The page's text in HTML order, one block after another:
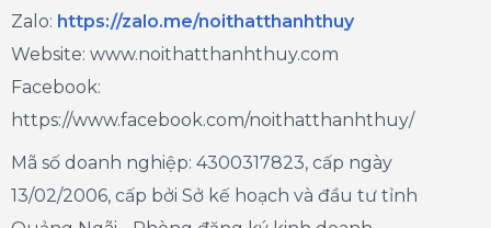
Zalo: https://zalo.me/noithatthanhthuy
Website: www.noithatthanhthuy.com
Facebook:
https://www.facebook.com/noithatthanhthuy/
Mã số doanh nghiệp: 4300317823, cấp ngày
13/02/2006, cấp bởi Sở kế hoạch và đầu tư tỉnh